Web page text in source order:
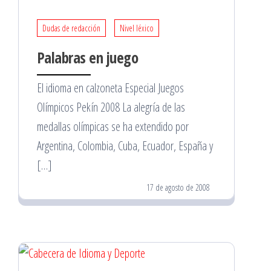
Dudas de redacción Nivel léxico
Palabras en juego
El idioma en calzoneta Especial Juegos
Olímpicos Pekín 2008 La alegría de las
medallas olímpicas se ha extendido por
Argentina, Colombia, Cuba, Ecuador, España y
[…]
17 de agosto de 2008